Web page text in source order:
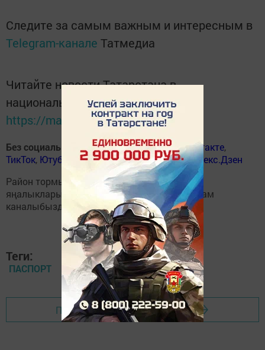
Следите за самым важным и интересным в
Telegram-канале Татмедиа
Читайте новости Татарстана в
национальном мессенджере MАХ:
https://max.ru/tatmedia
Без социаль челтәрләрдә:ВКонтакте,ВКонтакте,
ТикТок, Ютуб Одноклассники,Телеграм,Яндекс.Дзен
Район тормышына кагылышлы иң мөһим
яңалыкларыбызны
Балтаси_Хезмэт
телеграм
каналыбызда да укыгыз.
Теги:
ПАСПОРТ
Перейти на страницу новости